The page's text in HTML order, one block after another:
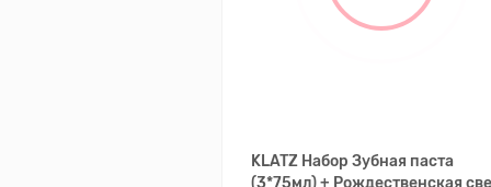
KLATZ Набор Зубная паста
(3*75мл) + Рождественская